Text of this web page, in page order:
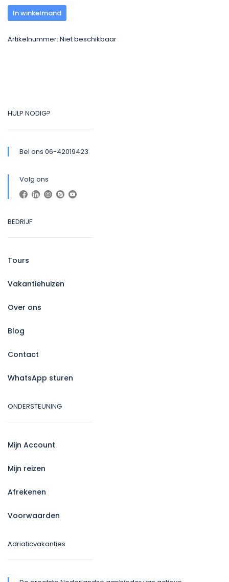
In winkelmand
Artikelnummer: Niet beschikbaar
HULP NODIG?
Bel ons 06-42019423
Volg ons
BEDRIJF
Tours
Vakantiehuizen
Over ons
Blog
Contact
WhatsApp sturen
ONDERSTEUNING
Mijn Account
Mijn reizen
Afrekenen
Voorwaarden
Adriaticvakanties